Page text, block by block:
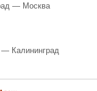
— Москва
Калининград